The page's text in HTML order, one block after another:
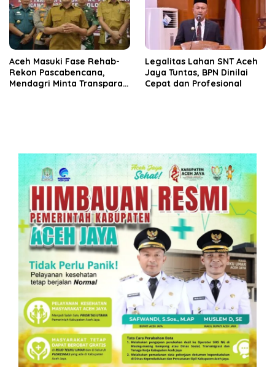
Aceh Masuki Fase Rehab-
Rekon Pascabencana,
Mendagri Minta Transparan
Legalitas Lahan SNT Aceh
Jaya Tuntas, BPN Dinilai
Cepat dan Profesional